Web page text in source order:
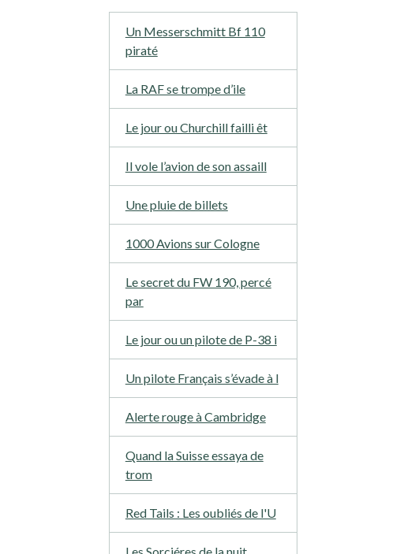
Un Messerschmitt Bf 110
piraté
La RAF se trompe d’ile
Le jour ou Churchill failli êt
Il vole l’avion de son assaill
Une pluie de billets
1000 Avions sur Cologne
Le secret du FW 190, percé
par
Le jour ou un pilote de P-38 i
Un pilote Français s’évade à l
Alerte rouge à Cambridge
Quand la Suisse essaya de
trom
Red Tails : Les oubliés de l'U